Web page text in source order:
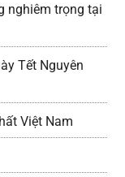
nghiêm trọng tại
Tết Nguyên
Việt Nam